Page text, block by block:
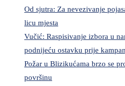
Od sjutra: Za nevezivanje
licu mjesta
Vučić: Raspisivanje izbora u
podnijeću ostavku prije
Požar u Blizikućama brzo se
površinu